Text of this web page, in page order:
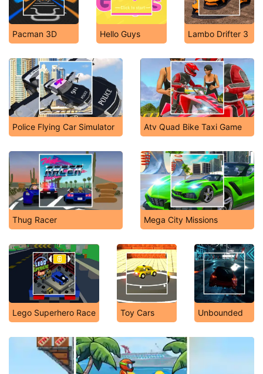
Pacman 3D Hello Guys Lambo Drifter 3
Police Flying Car Simulator Atv Quad Bike Taxi Game
Thug Racer Mega City Missions
Lego Superhero Race Toy Cars Unbounded